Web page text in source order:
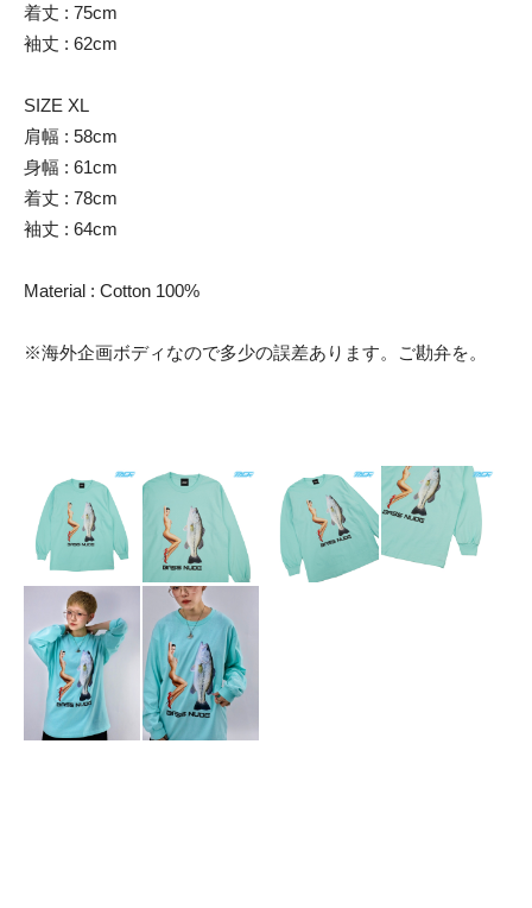
着丈 : 75cm
袖丈 : 62cm
SIZE XL
肩幅 : 58cm
身幅 : 61cm
着丈 : 78cm
袖丈 : 64cm
Material : Cotton 100%
※海外企画ボディなので多少の誤差あります。ご勘弁を。